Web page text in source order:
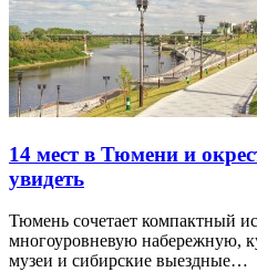
14 мест в Тюмени и
увидеть
Тюмень сочетает компактный
многоуровневую набережную,
музеи и сибирские выездные…